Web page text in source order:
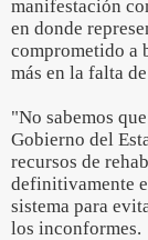
manifestación
en donde
comprometido a
más en la falta
"No sabemos
Gobierno del
recursos de
definitivamente
sistema para
los inconformes.